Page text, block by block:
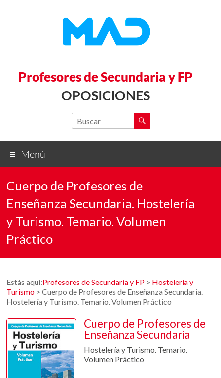
Profesores de Secundaria y FP
OPOSICIONES
Menú
Cuerpo de Profesores de
Enseñanza Secundaria. Hostelería
y Turismo. Temario. Volumen
Práctico
Estás aquí:Profesores de Secundaria y FP > Hostelería y
Turismo >Cuerpo de Profesores de Enseñanza Secundaria.
Hostelería y Turismo. Temario. Volumen Práctico
Cuerpo de Profesores de
Enseñanza Secundaria
Hostelería y Turismo. Temario.
Volumen Práctico